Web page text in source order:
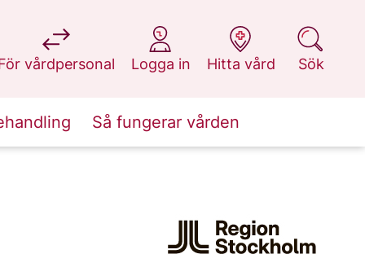
vårdpersonal
på 1177.se
Logga in
på 1177.se
Hitta vård
på 1177.se
Sök
på 1177.se
Så fungerar vården